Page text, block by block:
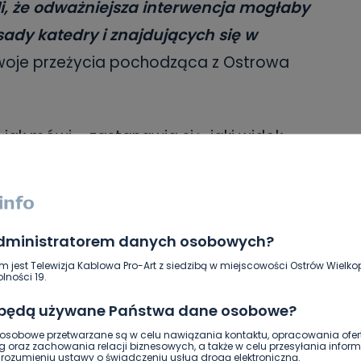
danych osobowych?
jest Telewizja Kablowa Pro-Art z siedzibą w miejscowości Ostrów
19.
używane Państwa dane osobowe?
przetwarzane są w celu nawiązania kontaktu, opracowania
oraz zachowania relacji biznesowych, a także w celu przesyłania
ustawy o świadczeniu usług drogą elektroniczną.
że odważniejsza interwencja mogłaby
katedry i znajdujących się w
przeżycia pochodząca z Ostrowa
mówi – zastanawia się, jaki widok
że cały czas trwa walka z żywiołem, a
z punktu widzenia historii oraz
strażackie na wypadek dużego
Myślę, że wiedzą, co robić w tak
okazję być wewnątrz. To jest
ale jedna z największych we Francji.
wrażenie i przetrwała wieki w tym